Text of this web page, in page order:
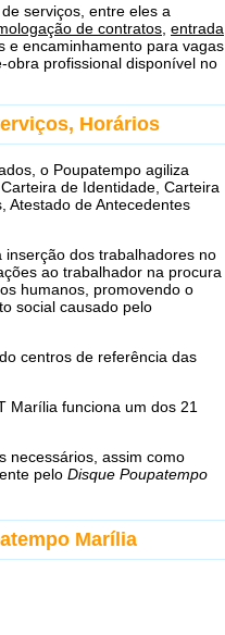
serviços, entre eles a
de contratos entrada
e encaminhamento para vagas
obra profissional disponível no
Horários
o Poupatempo agiliza
de Identidade, Carteira
Atestado de Antecedentes
inserção dos trabalhadores no
ao trabalhador na procura
humanos, promovendo o
social causado pelo
centros de referência das
Marília funciona um dos 21
necessários, assim como
pelo Disque Poupatempo
Marília